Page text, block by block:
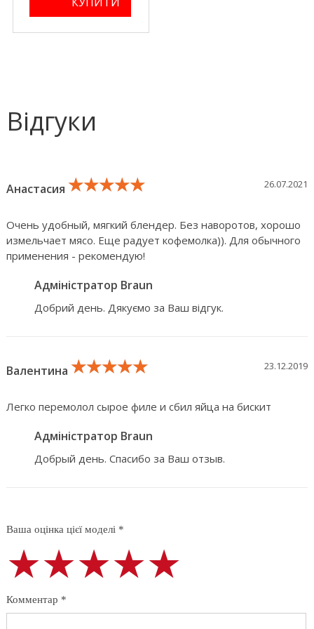
Відгуки
Анастасия ★★★★★
★★★★★
★★★★★ 26.07.2021
Очень удобный, мягкий блендер. Без наворотов, хорошо
измельчает мясо. Еще радует кофемолка)). Для обычного
применения - рекомендую!
Адміністратор Braun
Добрий день. Дякуємо за Ваш відгук.
Валентина ★★★★★
★★★★★
★★★★★ 23.12.2019
Легко перемолол сырое филе и сбил яйца на бискит
Адміністратор Braun
Добрый день. Спасибо за Ваш отзыв.
Ваша оцінка цієї моделі *
★★★★★
★★★★★
★★★★★
Комментар *